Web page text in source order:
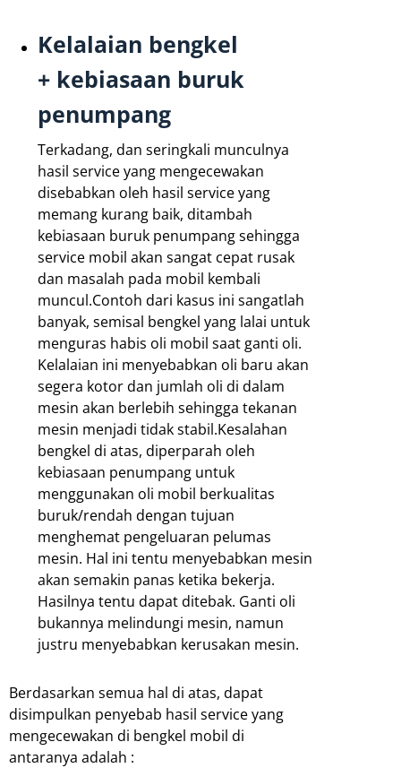
Kelalaian bengkel
+ kebiasaan buruk
penumpang
Terkadang, dan seringkali munculnya
hasil service yang mengecewakan
disebabkan oleh hasil service yang
memang kurang baik, ditambah
kebiasaan buruk penumpang sehingga
service mobil akan sangat cepat rusak
dan masalah pada mobil kembali
muncul.Contoh dari kasus ini sangatlah
banyak, semisal bengkel yang lalai untuk
menguras habis oli mobil saat ganti oli.
Kelalaian ini menyebabkan oli baru akan
segera kotor dan jumlah oli di dalam
mesin akan berlebih sehingga tekanan
mesin menjadi tidak stabil.Kesalahan
bengkel di atas, diperparah oleh
kebiasaan penumpang untuk
menggunakan oli mobil berkualitas
buruk/rendah dengan tujuan
menghemat pengeluaran pelumas
mesin. Hal ini tentu menyebabkan mesin
akan semakin panas ketika bekerja.
Hasilnya tentu dapat ditebak. Ganti oli
bukannya melindungi mesin, namun
justru menyebabkan kerusakan mesin.
Berdasarkan semua hal di atas, dapat
disimpulkan penyebab hasil service yang
mengecewakan di bengkel mobil di
antaranya adalah :